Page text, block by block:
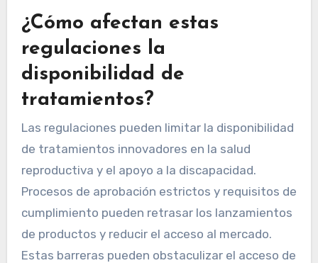
¿Cómo afectan estas
regulaciones la
disponibilidad de
tratamientos?
Las regulaciones pueden limitar la disponibilidad
de tratamientos innovadores en la salud
reproductiva y el apoyo a la discapacidad.
Procesos de aprobación estrictos y requisitos de
cumplimiento pueden retrasar los lanzamientos
de productos y reducir el acceso al mercado.
Estas barreras pueden obstaculizar el acceso de